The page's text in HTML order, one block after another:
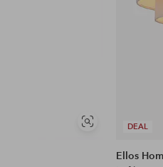
Se
DEAL
Ellos